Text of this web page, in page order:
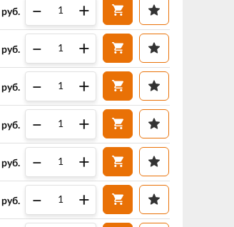
руб. – +
руб. – +
руб. – +
руб. – +
руб. – +
руб. – +